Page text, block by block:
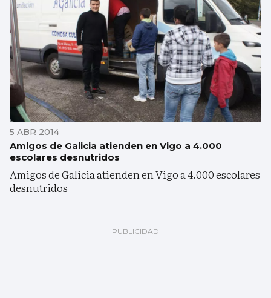
5 ABR 2014
Amigos de Galicia atienden en Vigo a 4.000
escolares desnutridos
Amigos de Galicia atienden en Vigo a 4.000 escolares
desnutridos